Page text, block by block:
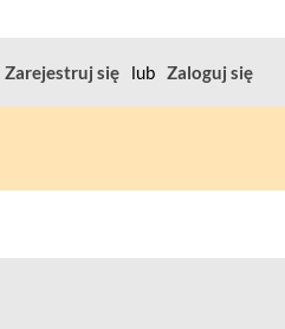
Zarejestruj się lub Zaloguj się